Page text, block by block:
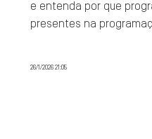
e entenda por que
presentes na
26/1/2026 21:05